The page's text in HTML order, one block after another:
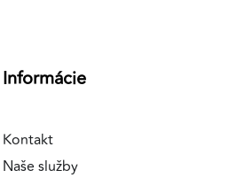
Informácie
Kontakt
Naše služby